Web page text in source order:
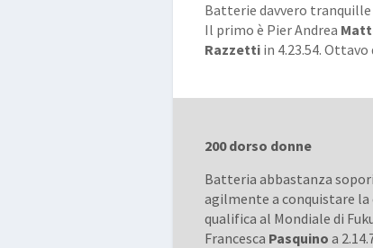
Batterie davvero
Il primo è Pier Andrea
Razzetti in 4.23.54.
200 dorso donne
Batteria abbastanza
agilmente a conquistare
qualifica al Mondiale di
Francesca Pasquino a